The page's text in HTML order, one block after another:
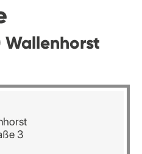
Wallenhorst
3